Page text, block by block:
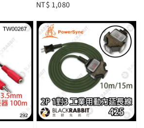
Regular
NT$ 1,080